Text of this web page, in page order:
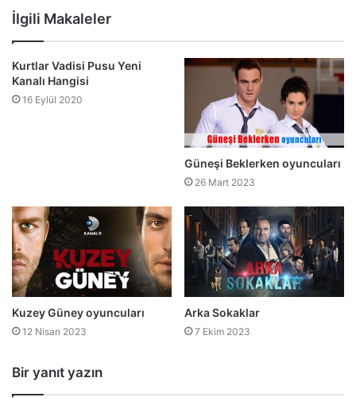
İlgili Makaleler
Kurtlar Vadisi Pusu Yeni
Kanalı Hangisi
16 Eylül 2020
Güneşi Beklerken oyuncuları
26 Mart 2023
Kuzey Güney oyuncuları
12 Nisan 2023
Arka Sokaklar
7 Ekim 2023
Bir yanıt yazın